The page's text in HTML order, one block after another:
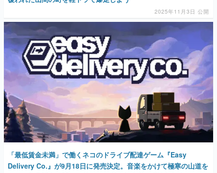
「最低賃金未満」で働くネコのドライブ配達ゲーム『Easy
Delivery Co.』が9月18日に発売決定。音楽をかけて極寒の山道を
爆走。生活費や防寒・スリップ対策のため精一杯はたらく
2025年9月11日 公開